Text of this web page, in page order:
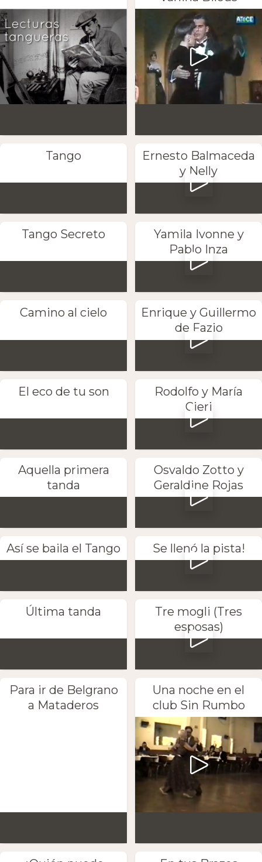
Tango
Ernesto Balmaceda
y Nelly
Tango Secreto
Yamila Ivonne y
Pablo Inza
Camino al cielo
Enrique y Guillermo
de Fazio
El eco de tu son
Rodolfo y María
Cieri
Aquella primera
tanda
Osvaldo Zotto y
Geraldine Rojas
Así se baila el Tango Se llenó la pista!
Última tanda
Tre mogli (Tres
esposas)
Para ir de Belgrano
a Mataderos
Una noche en el
club Sin Rumbo